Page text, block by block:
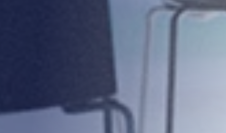
Search for: